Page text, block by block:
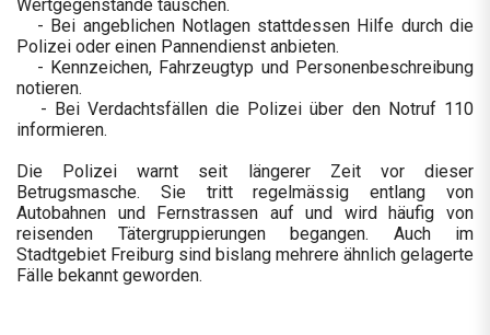
Wertgegenstände tauschen.
- Bei angeblichen Notlagen stattdessen Hilfe durch die
Polizei oder einen Pannendienst anbieten.
- Kennzeichen, Fahrzeugtyp und Personenbeschreibung
notieren.
- Bei Verdachtsfällen die Polizei über den Notruf 110
informieren.
Die Polizei warnt seit längerer Zeit vor dieser
Betrugsmasche. Sie tritt regelmässig entlang von
Autobahnen und Fernstrassen auf und wird häufig von
reisenden Tätergruppierungen begangen. Auch im
Stadtgebiet Freiburg sind bislang mehrere ähnlich gelagerte
Fälle bekannt geworden.